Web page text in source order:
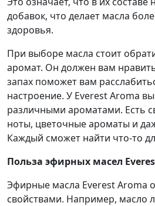
добавок, что делает масла
здоровья.
При выборе масла стоит
аромат. Он должен вам
запах поможет вам
настроение. У Everest Aroma
различными ароматами. Есть
ноты, цветочные ароматы и
Каждый сможет найти что-то
Польза эфирных масел
Эфирные масла Everest Aroma
свойствами. Например, масло